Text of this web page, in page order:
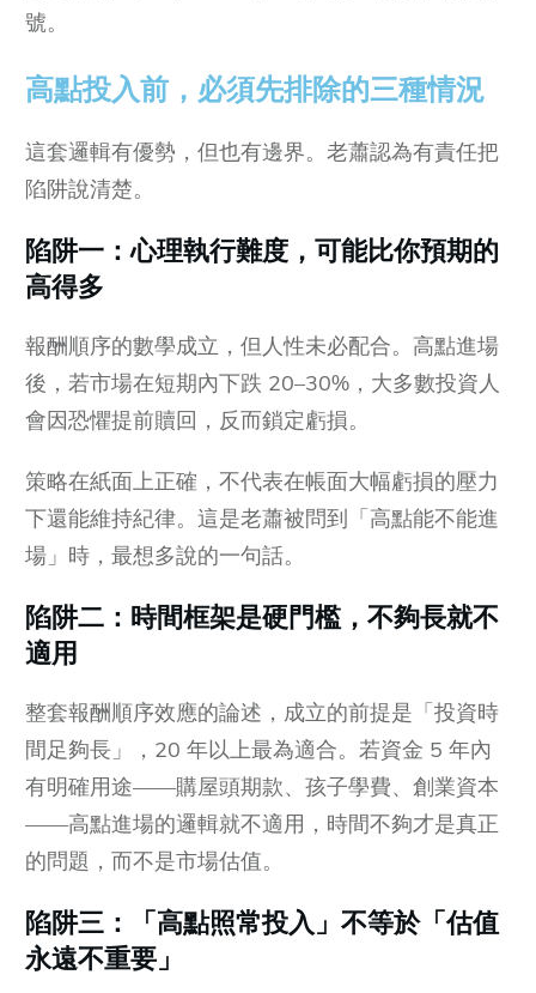
號。
高點投入前，必須先排除的三種情況
這套邏輯有優勢，但也有邊界。老蕭認為有責任把
陷阱說清楚。
陷阱一：心理執行難度，可能比你預期的
高得多
報酬順序的數學成立，但人性未必配合。高點進場
後，若市場在短期內下跌 20–30%，大多數投資人
會因恐懼提前贖回，反而鎖定虧損。
策略在紙面上正確，不代表在帳面大幅虧損的壓力
下還能維持紀律。這是老蕭被問到「高點能不能進
場」時，最想多說的一句話。
陷阱二：時間框架是硬門檻，不夠長就不
適用
整套報酬順序效應的論述，成立的前提是「投資時
間足夠長」，20 年以上最為適合。若資金 5 年內
有明確用途——購屋頭期款、孩子學費、創業資本
——高點進場的邏輯就不適用，時間不夠才是真正
的問題，而不是市場估值。
陷阱三：「高點照常投入」不等於「估值
永遠不重要」